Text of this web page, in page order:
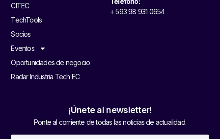
CITEC
TechTools
Socios
Eventos
Oportunidades de negocio
Radar Industria Tech EC
+ 593 98 931 0654
¡Únete al newsletter!
Ponte al corriente de todas las noticias de actualidad.